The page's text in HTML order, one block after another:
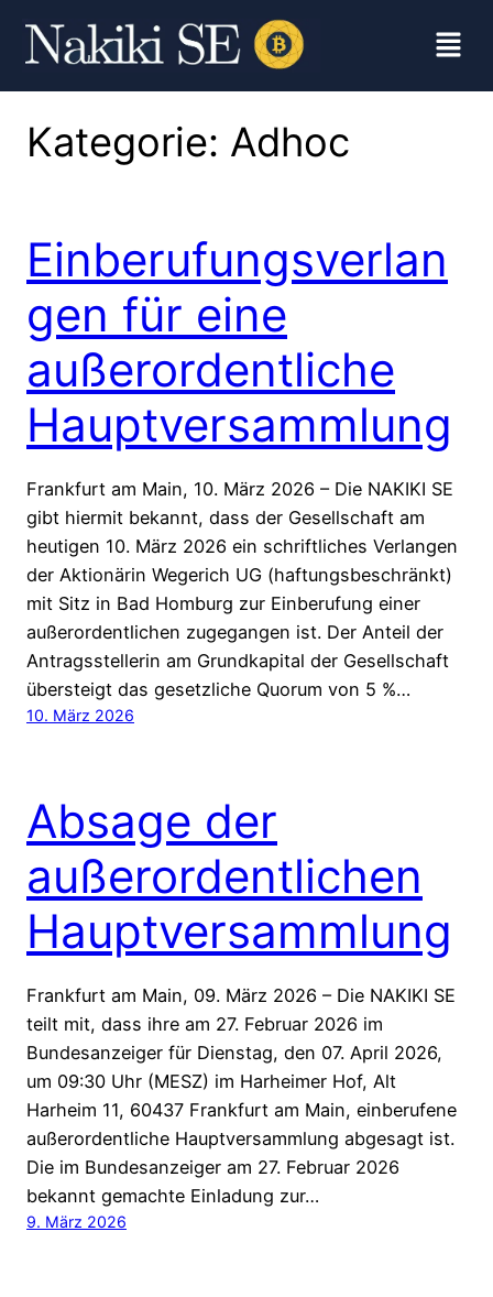
Kategorie: Adhoc
Einberufungsverlan
gen für eine
außerordentliche
Hauptversammlung
Frankfurt am Main, 10. März 2026 – Die NAKIKI SE
gibt hiermit bekannt, dass der Gesellschaft am
heutigen 10. März 2026 ein schriftliches Verlangen
der Aktionärin Wegerich UG (haftungsbeschränkt)
mit Sitz in Bad Homburg zur Einberufung einer
außerordentlichen zugegangen ist. Der Anteil der
Antragsstellerin am Grundkapital der Gesellschaft
übersteigt das gesetzliche Quorum von 5 %…
10. März 2026
Absage der
außerordentlichen
Hauptversammlung
Frankfurt am Main, 09. März 2026 – Die NAKIKI SE
teilt mit, dass ihre am 27. Februar 2026 im
Bundesanzeiger für Dienstag, den 07. April 2026,
um 09:30 Uhr (MESZ) im Harheimer Hof, Alt
Harheim 11, 60437 Frankfurt am Main, einberufene
außerordentliche Hauptversammlung abgesagt ist.
Die im Bundesanzeiger am 27. Februar 2026
bekannt gemachte Einladung zur…
9. März 2026